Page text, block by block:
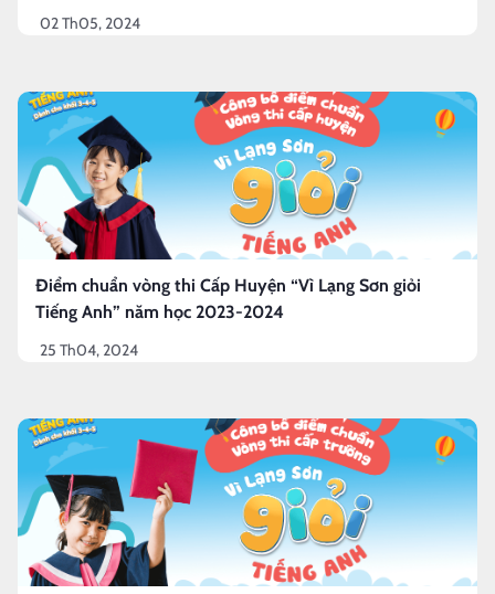
02 Th05, 2024
Điểm chuẩn vòng thi Cấp Huyện “Vì Lạng Sơn giỏi
Tiếng Anh” năm học 2023-2024
25 Th04, 2024